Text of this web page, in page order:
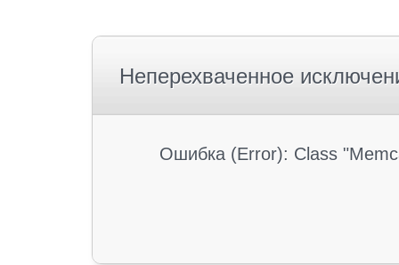
Неперехваченное
Ошибка (Error): Class